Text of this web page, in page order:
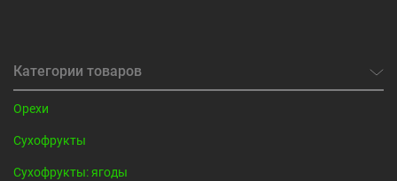
Категории товаров
Орехи
Сухофрукты
Сухофрукты: ягоды